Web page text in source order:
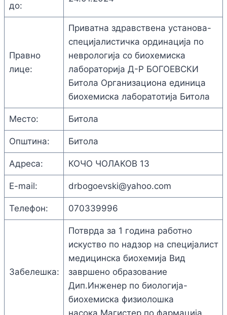
до:
Правно
лице:
Приватна здравствена установа-
специјалистичка oрдинација по
неврологија со биохемиска
лабораторија Д-Р БОГОЕВСКИ
Битола Организациона единица
биохемиска лаборатотија Битола
Место: Битола
Општина: Битола
Адреса: КОЧО ЧОЛАКОВ 13
E-mail: drbogoevski@yahoo.com
Телефон: 070339996
Забелешка:
Потврда за 1 година работно
искуство по надзор на специјалист
медицинска биохемија Вид
завршено образование
Дип.Инженер по биологија-
биохемиска физиолошка
насока,Магистер по фармација